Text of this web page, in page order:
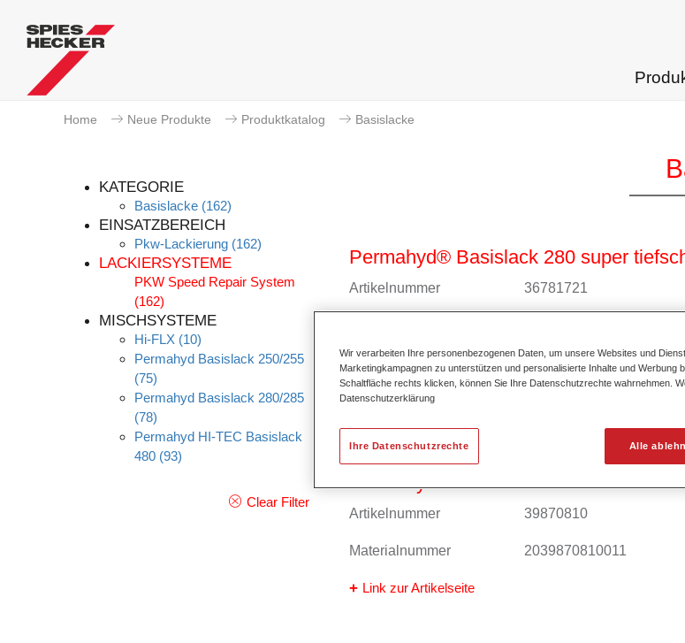
Home Neue Produkte Produktkatalog Basislacke
KATEGORIE
Basislacke (162)
EINSATZBEREICH
Pkw-Lackierung (162)
LACKIERSYSTEME
PKW Speed Repair System
(162)
MISCHSYSTEME
Hi-FLX (10)
Permahyd Basislack 250/255
(75)
Permahyd Basislack 280/285
(78)
Permahyd HI-TEC Basislack
480 (93)
Clear Filter
Permahyd® Basislack 280 super
Artikelnummer 36781721
Link zur Artikelseite
Permahyd® Basislack 280/285/286
Artikelnummer 39870810
Materialnummer 2039870810011
Link zur Artikelseite
Wir verarbeiten Ihre personenbezogenen Daten, um unsere Websites und
Marketingkampagnen zu unterstützen und personalisierte Inhalte und Werbung
Schaltfläche rechts klicken, können Sie Ihre Datenschutzrechte wahrnehmen.
Datenschutzerklärung
Alle
Ihre Datenschutzrechte